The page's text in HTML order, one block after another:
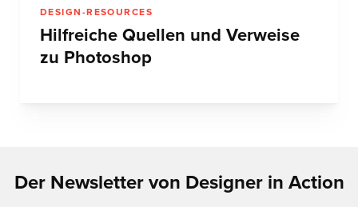
DESIGN-RESOURCES
Hilfreiche Quellen und Verweise
zu Photoshop
Der Newsletter von Designer in Action